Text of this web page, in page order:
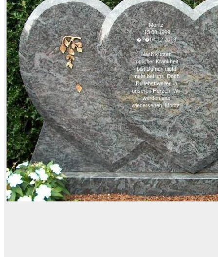
Moritz
*13.08.1999
�?�04.12.2013
Nach kurzer,
tödlicher Krankheit
bist Du nun nicht
mehr bei uns. Doch
Du lebst weiter, in
unseren Herzen. Wir
werden uns
wiedersehen, Moritz.